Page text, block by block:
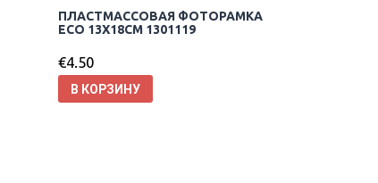
ПЛАСТМАССОВАЯ ФОТОРАМКА
ECO 13X18CM 1301119
€4.50
В КОРЗИНУ